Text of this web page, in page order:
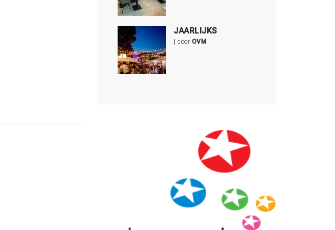
JAARLIJKS
| door OVM